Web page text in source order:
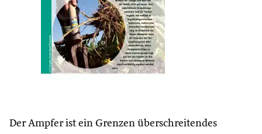
Der Ampfer ist ein Grenzen überschreitendes